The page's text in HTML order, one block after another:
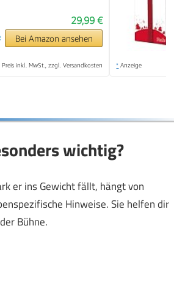
29,99 €
Bei Amazon ansehen
Preis inkl. MwSt., zzgl. Versandkosten * Anzeige
wichtig?
er ins Gewicht fällt, hängt von
Hinweise. Sie helfen dir
Bühne.